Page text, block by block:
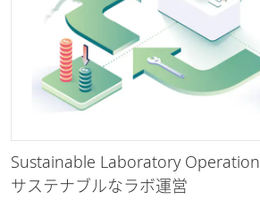
Sustainable Laboratory Operation
サステナブルなラボ運営